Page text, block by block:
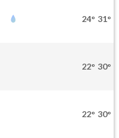
24° 31°
22° 30°
22° 30°